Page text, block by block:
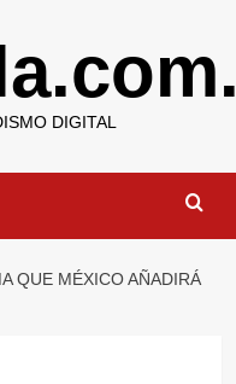
DIGITAL
QUE MÉXICO AÑADIRÁ